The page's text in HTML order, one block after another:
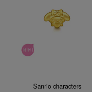
Sanrio characters